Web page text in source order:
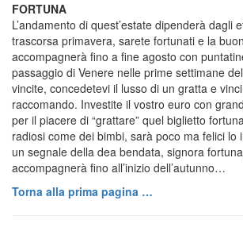
FORTUNA
L’andamento di quest’estate dipenderà dagli
trascorsa primavera, sarete fortunati e la
accompagnerà fino a fine agosto con
passaggio di Venere nelle prime settimane
vincite, concedetevi il lusso di un gratta e
raccomando. Investite il vostro euro con
per il piacere di “grattare” quel biglietto
radiosi come dei bimbi, sarà poco ma felici lo
un segnale della dea bendata, signora
accompagnerà fino all’inizio dell’autunno…
Torna alla prima pagina …